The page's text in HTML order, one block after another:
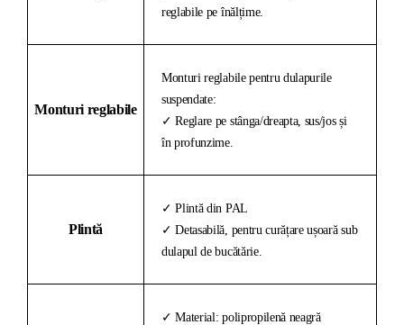
reglabile pe înălțime.
Monturi reglabile
Monturi reglabile pentru dulapurile
suspendate:
✓ Reglare pe stânga/dreapta, sus/jos și
în profunzime.
Plintă
✓ Plintă din PAL
✓ Detasabilă, pentru curățare ușoară sub
dulapul de bucătărie.
✓ Material: polipropilenă neagră